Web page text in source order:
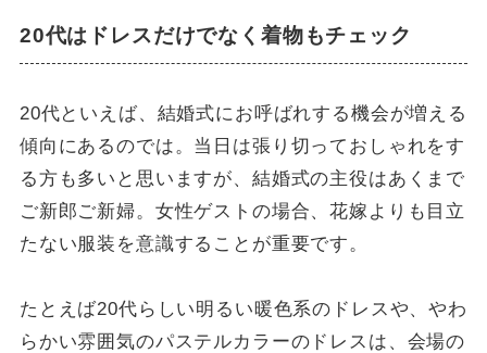
20代はドレスだけでなく着物もチェック
20代といえば、結婚式にお呼ばれする機会が増える
傾向にあるのでは。当日は張り切っておしゃれをす
る方も多いと思いますが、結婚式の主役はあくまで
ご新郎ご新婦。女性ゲストの場合、花嫁よりも目立
たない服装を意識することが重要です。
たとえば20代らしい明るい暖色系のドレスや、やわ
らかい雰囲気のパステルカラーのドレスは、会場の